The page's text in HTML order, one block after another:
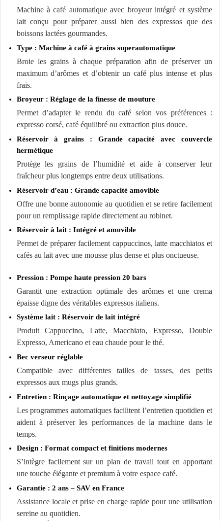
Machine à café automatique avec broyeur intégré et système
lait conçu pour préparer aussi bien des expressos que des
boissons lactées gourmandes.
Type : Machine à café à grains superautomatique
Broie les grains à chaque préparation afin de préserver un
maximum d’arômes et d’obtenir un café plus intense et plus
frais.
Broyeur : Réglage de la finesse de mouture
Permet d’adapter le rendu du café selon vos préférences :
expresso corsé, café équilibré ou extraction plus douce.
Réservoir à grains : Grande capacité avec couvercle
hermétique
Protège les grains de l’humidité et aide à conserver leur
fraîcheur plus longtemps entre deux utilisations.
Réservoir d’eau : Grande capacité amovible
Offre une bonne autonomie au quotidien et se retire facilement
pour un remplissage rapide directement au robinet.
Réservoir à lait : Intégré et amovible
Permet de préparer facilement cappuccinos, latte macchiatos et
cafés au lait avec une mousse plus dense et plus onctueuse.
Pression : Pompe haute pression 20 bars
Garantit une extraction optimale des arômes et une crema
épaisse digne des véritables expressos italiens.
Système lait : Réservoir de lait intégré
Produit Cappuccino, Latte, Macchiato, Expresso, Double
Expresso, Americano et eau chaude pour le thé.
Bec verseur réglable
Compatible avec différentes tailles de tasses, des petits
expressos aux mugs plus grands.
Entretien : Rinçage automatique et nettoyage simplifié
Les programmes automatiques facilitent l’entretien quotidien et
aident à préserver les performances de la machine dans le
temps.
Design : Format compact et finitions modernes
S’intègre facilement sur un plan de travail tout en apportant
une touche élégante et premium à votre espace café.
Garantie : 2 ans – SAV en France
Assistance locale et prise en charge rapide pour une utilisation
sereine au quotidien.